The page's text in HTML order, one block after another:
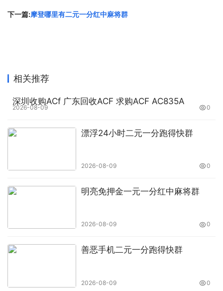
下一篇:摩登哪里有二元一分红中麻将群
相关推荐
深圳收购ACf 广东回收ACF 求购ACF AC835A
2026-08-09 0
漂浮24小时二元一分跑得快群
2026-08-09 0
明亮免押金一元一分红中麻将群
2026-08-09 0
善恶手机二元一分跑得快群
2026-08-09 0